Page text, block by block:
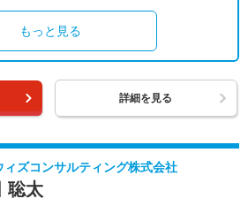
もっと見る
詳細を見る
ィズコンサルティング株式会社
聡太